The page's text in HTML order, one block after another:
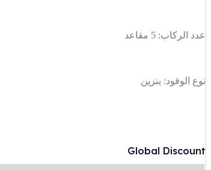
عدد الركاب: 5 مقاعد
نوع الوقود: بنزين
Global Discount